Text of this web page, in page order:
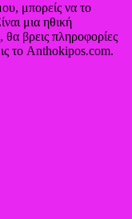
μπορείς να το
μια ηθική
, θα βρεις πληροφορίες
το Anthokipos.com.